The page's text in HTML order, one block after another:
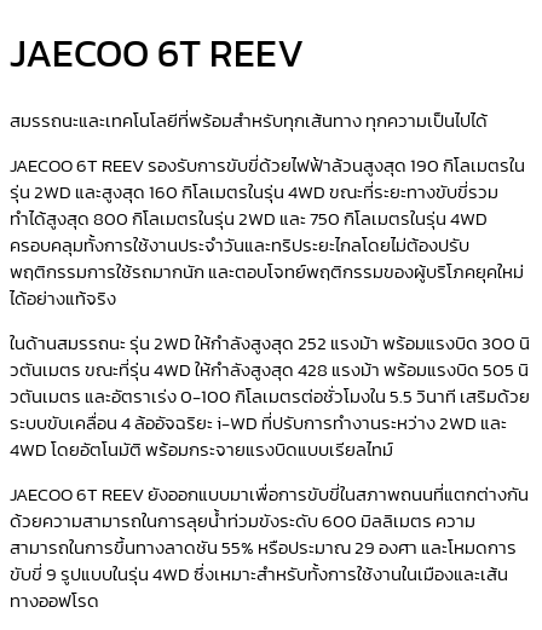
JAECOO 6T REEV
สมรรถนะและเทคโนโลยีที่พร้อมสำหรับทุกเส้นทาง ทุกความเป็นไปได้
JAECOO 6T REEV รองรับการขับขี่ด้วยไฟฟ้าล้วนสูงสุด 190 กิโลเมตรใน
รุ่น 2WD และสูงสุด 160 กิโลเมตรในรุ่น 4WD ขณะที่ระยะทางขับขี่รวม
ทำได้สูงสุด 800 กิโลเมตรในรุ่น 2WD และ 750 กิโลเมตรในรุ่น 4WD
ครอบคลุมทั้งการใช้งานประจำวันและทริประยะไกลโดยไม่ต้องปรับ
พฤติกรรมการใช้รถมากนัก และตอบโจทย์พฤติกรรมของผู้บริโภคยุคใหม่
ได้อย่างแท้จริง
ในด้านสมรรถนะ รุ่น 2WD ให้กำลังสูงสุด 252 แรงม้า พร้อมแรงบิด 300 นิ
วตันเมตร ขณะที่รุ่น 4WD ให้กำลังสูงสุด 428 แรงม้า พร้อมแรงบิด 505 นิ
วตันเมตร และอัตราเร่ง 0-100 กิโลเมตรต่อชั่วโมงใน 5.5 วินาที เสริมด้วย
ระบบขับเคลื่อน 4 ล้ออัจฉริยะ i-WD ที่ปรับการทำงานระหว่าง 2WD และ
4WD โดยอัตโนมัติ พร้อมกระจายแรงบิดแบบเรียลไทม์
JAECOO 6T REEV ยังออกแบบมาเพื่อการขับขี่ในสภาพถนนที่แตกต่างกัน
ด้วยความสามารถในการลุยน้ำท่วมขังระดับ 600 มิลลิเมตร ความ
สามารถในการขึ้นทางลาดชัน 55% หรือประมาณ 29 องศา และโหมดการ
ขับขี่ 9 รูปแบบในรุ่น 4WD ซึ่งเหมาะสำหรับทั้งการใช้งานในเมืองและเส้น
ทางออฟโรด